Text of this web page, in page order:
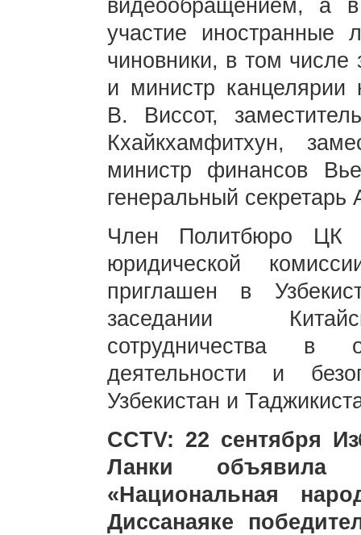
видеообращением, а
участие иностранные
чиновники, в том числе
и министр канцелярии
В. Виссот,
Кхайкхамфитхун,
министр финансов
генеральный
Член Политбюро ЦК
юридической
приглашен в
заседании
сотрудничества в
деятельности и
Узбекистан и
CCTV: 22 сентября
Ланки объявила
«Национальная
Диссанаяке